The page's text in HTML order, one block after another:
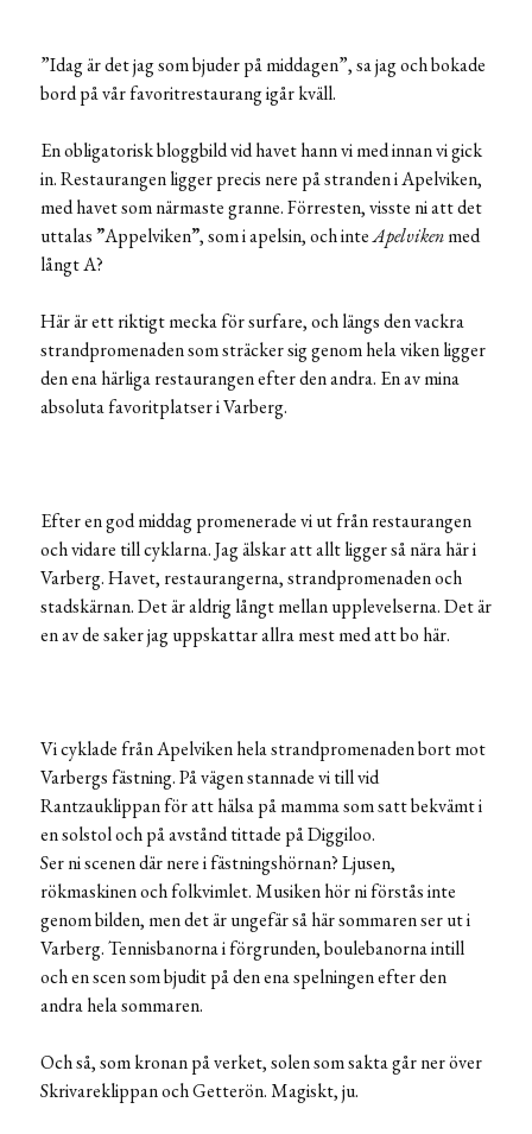
”Idag är det jag som bjuder på middagen”, sa jag och bokade
bord på vår favoritrestaurang igår kväll.
En obligatorisk bloggbild vid havet hann vi med innan vi gick
in. Restaurangen ligger precis nere på stranden i Apelviken,
med havet som närmaste granne. Förresten, visste ni att det
uttalas”Appelviken”, som i apelsin, och inteApelvikenmed
långt A?
Här är ett riktigt mecka för surfare, och längs den vackra
strandpromenaden som sträcker sig genom hela viken ligger
den ena härliga restaurangen efter den andra. En av mina
absoluta favoritplatser i Varberg.
Efter en god middag promenerade vi ut från restaurangen
och vidare till cyklarna. Jag älskar att allt ligger så nära här i
Varberg. Havet, restaurangerna, strandpromenaden och
stadskärnan. Det är aldrig långt mellan upplevelserna. Det är
en av de saker jag uppskattar allra mest med att bo här.
Vi cyklade från Apelviken hela strandpromenaden bort mot
Varbergs fästning. På vägen stannade vi till vid
Rantzauklippan för att hälsa på mamma som satt bekvämt i
en solstol och på avstånd tittade på Diggiloo.
Ser ni scenen där nere i fästningshörnan? Ljusen,
rökmaskinen och folkvimlet. Musiken hör ni förstås inte
genom bilden, men det är ungefär så här sommaren ser ut i
Varberg. Tennisbanorna i förgrunden, boulebanorna intill
och en scen som bjudit på den ena spelningen efter den
andra hela sommaren.
Och så, som kronan på verket, solen som sakta går ner över
Skrivareklippan och Getterön. Magiskt, ju.